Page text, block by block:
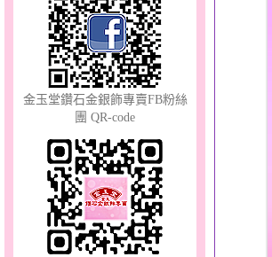
甜心女孩～金銀鋼女套鍊
彩蝶倩影～金銀鋼套鍊
金玉堂鑽石金銀飾專賣FB粉絲
團 QR-code